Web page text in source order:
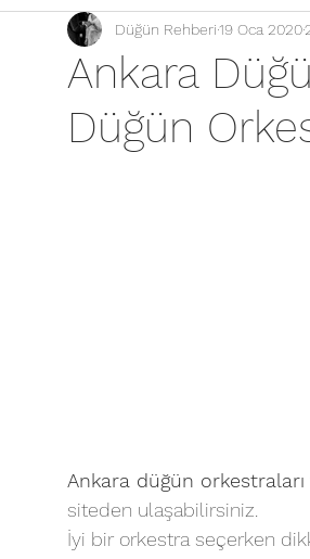
Düğün Rehberi
Ankara
Düğün
Düğün Rehberi19 Oca 2020
Ankara düğün orkestraları
siteden ulaşabilirsiniz.
İyi bir orkestra seçerken